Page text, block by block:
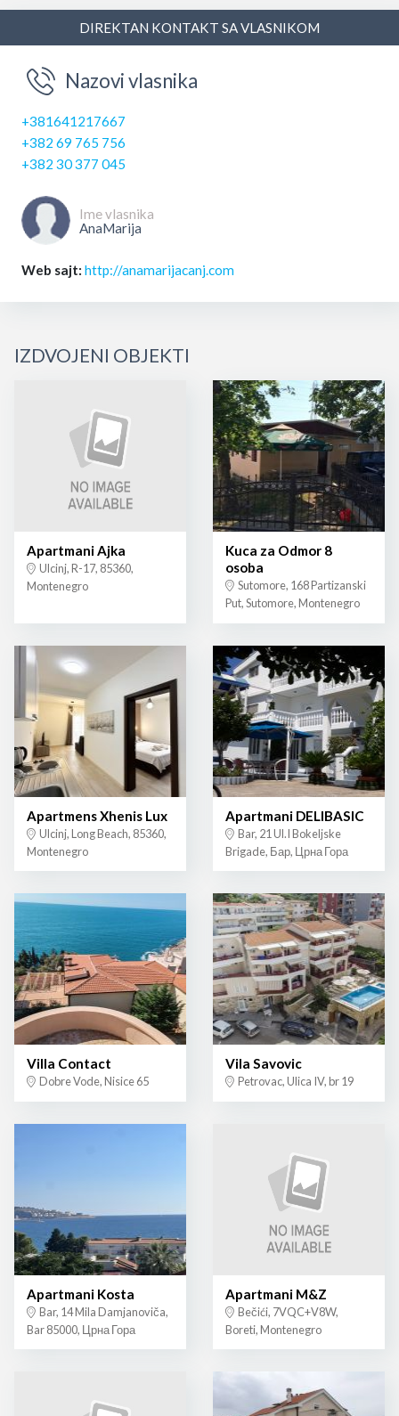
DIREKTAN KONTAKT SA VLASNIKOM
Nazovi vlasnika
+381641217667
+382 69 765 756
+382 30 377 045
Ime vlasnika
AnaMarija
Web sajt: http://anamarijacanj.com
IZDVOJENI OBJEKTI
Apartmani Ajka
Ulcinj, R-17, 85360,
Montenegro
Kuca za Odmor 8
osoba
Sutomore, 168 Partizanski
Put, Sutomore, Montenegro
Apartmens Xhenis Lux
Ulcinj, Long Beach, 85360,
Montenegro
Apartmani DELIBASIC
Bar, 21 Ul.I Bokeljske
Brigade, Бар, Црна Гора
Villa Contact
Dobre Vode, Nisice 65
Vila Savovic
Petrovac, Ulica IV, br 19
Apartmani Kosta
Bar, 14 Mila Damjanoviča,
Bar 85000, Црна Гора
Apartmani M&Z
Bečići, 7VQC+V8W,
Boreti, Montenegro